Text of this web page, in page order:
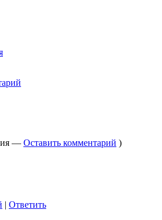
— Оставить комментарий )
| Ответить